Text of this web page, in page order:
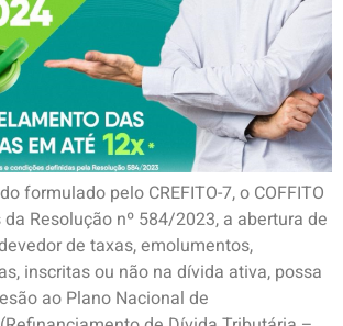
formulado pelo CREFITO-7, o COFFITO
Resolução nº 584/2023, a abertura de
de taxas, emolumentos,
inscritas ou não na dívida ativa, possa
ao Plano Nacional de